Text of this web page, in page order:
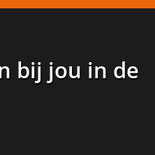
bij jou in de